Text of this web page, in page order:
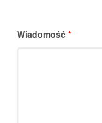
Wiadomość *